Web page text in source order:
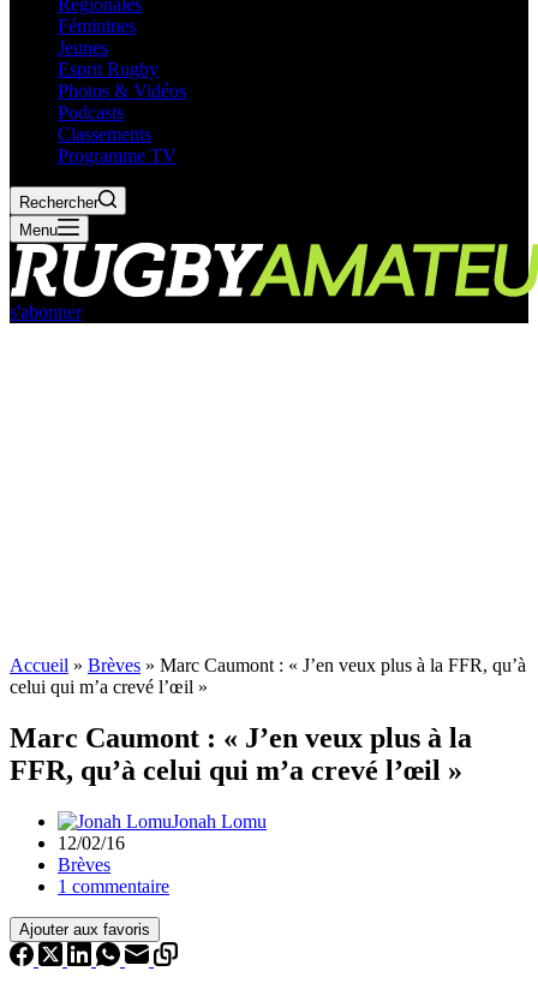
Régionales
Féminines
Jeunes
Esprit Rugby
Photos & Vidéos
Podcasts
Classements
Programme TV
Rechercher
Menu
s'abonner
Accueil » Brèves » Marc Caumont : « J’en veux plus à la FFR, qu’à
celui qui m’a crevé l’œil »
Marc Caumont : « J’en veux plus à la
FFR, qu’à celui qui m’a crevé l’œil »
Jonah Lomu
12/02/16
Brèves
1 commentaire
Ajouter aux favoris